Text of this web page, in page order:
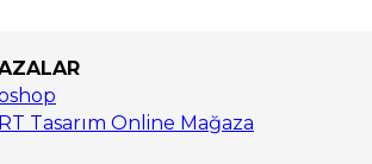
Tasarım Online Mağaza